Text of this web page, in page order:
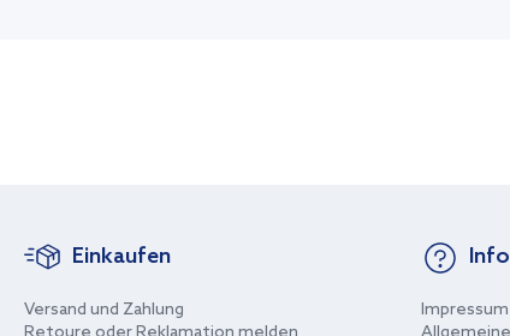
Einkaufen
Versand und Zahlung
Impressum